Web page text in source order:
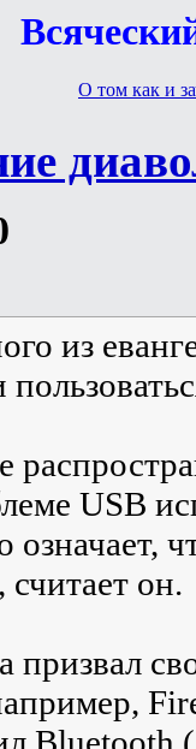
О том как и
из
USB
считает он.